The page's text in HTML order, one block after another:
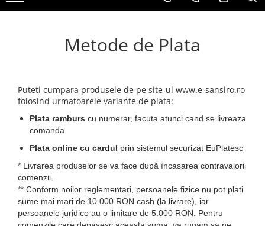
FORMAT TRAVEL
FINE MIST
Metode de Plata
Puteti cumpara produsele de pe site-ul www.e-sansiro.ro
folosind urmatoarele variante de plata:
Plata ramburs cu numerar, facuta atunci cand se livreaza
comanda
Plata online cu cardul prin sistemul securizat EuPlatesc
* Livrarea produselor se va face după încasarea contravalorii
comenzii.
** Conform noilor reglementari, persoanele fizice nu pot plati
sume mai mari de 10.000 RON cash (la livrare), iar
persoanele juridice au o limitare de 5.000 RON. Pentru